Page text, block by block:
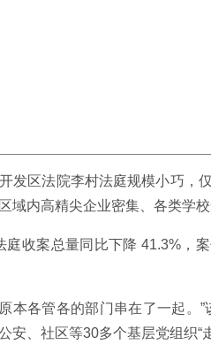
发区法院李村法庭规模小巧，
域内高精尖企业密集、各类学校
庭收案总量同比下降 41.3%，
原本各管各的部门串在了一起
安、社区等30多个基层党组织“走